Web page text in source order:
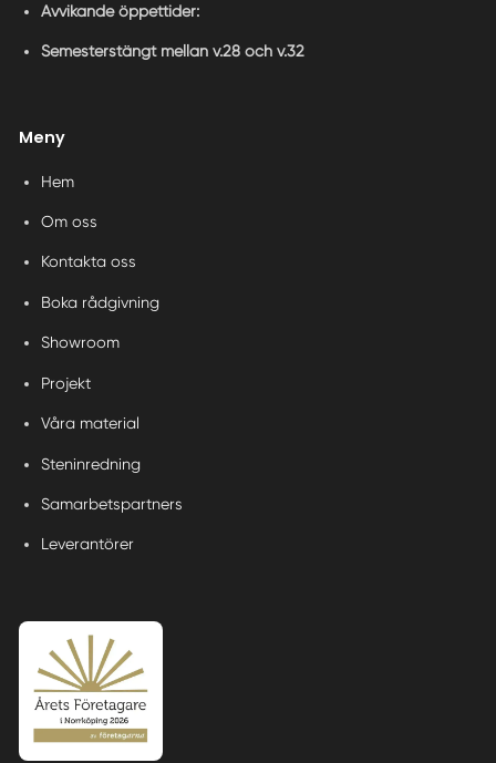
Avvikande öppettider:
Semesterstängt mellan v.28 och v.32
Meny
Hem
Om oss
Kontakta oss
Boka rådgivning
Showroom
Projekt
Våra material
Steninredning
Samarbetspartners
Leverantörer